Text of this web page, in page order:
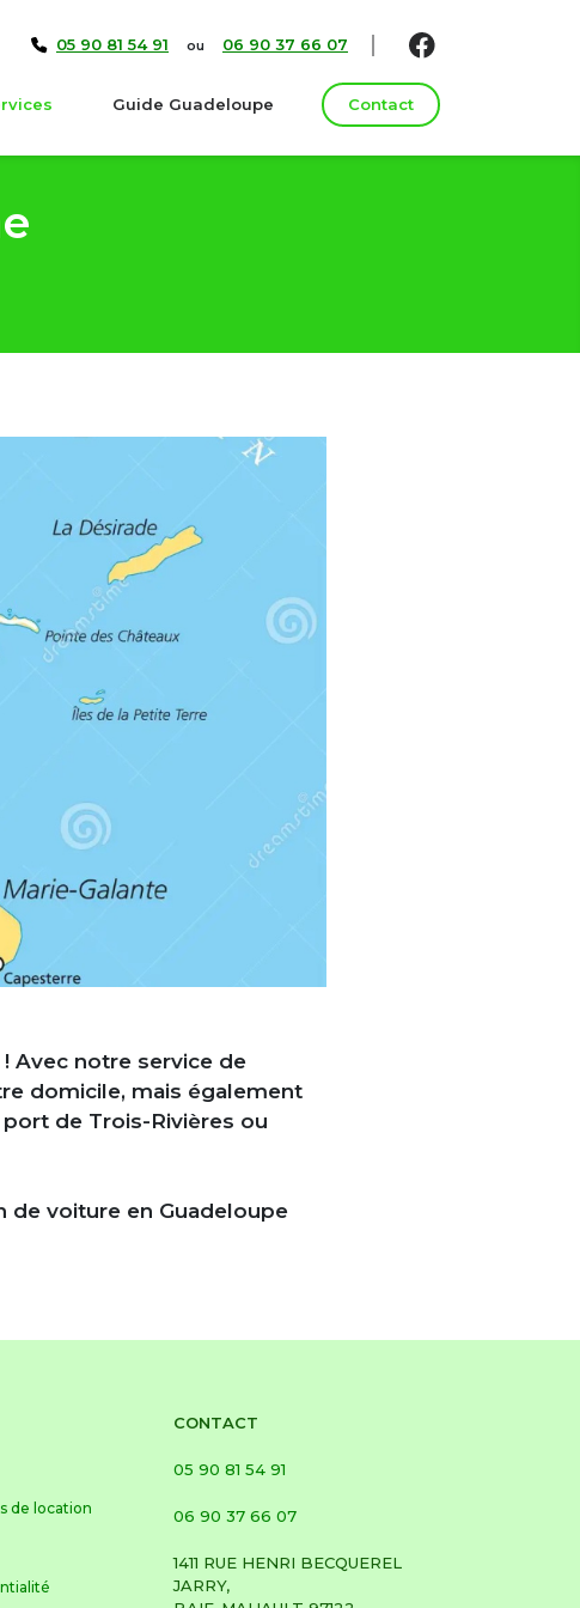
05 90 81 54 91 ou 06 90 37 66 07
Guide Guadeloupe Contact
Avec notre service de
domicile, mais également
port de Trois-Rivières ou
de voiture en Guadeloupe
de location
CONTACT
05 90 81 54 91
06 90 37 66 07
1411 RUE HENRI BECQUEREL
JARRY,